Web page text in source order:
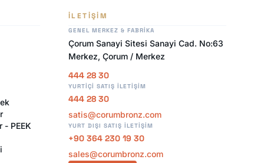
- PEEK
İLETIŞIM
GENEL MERKEZ & FABRIKA
Çorum Sanayi Sitesi Sanayi Cad. No:63
Merkez, Çorum / Merkez
444 28 30
YURTIÇI SATIŞ İLETIŞIM
444 28 30
satis@corumbronz.com
YURT DIŞI SATIŞ İLETIŞIM
+90 364 230 19 30
sales@corumbronz.com